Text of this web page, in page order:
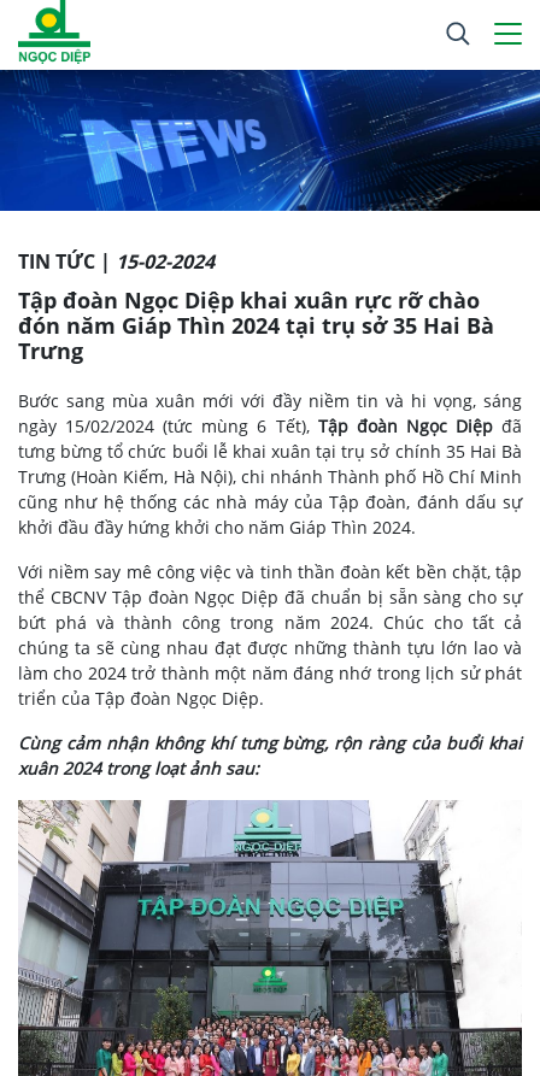
TIN TỨC | 15-02-2024
Tập đoàn Ngọc Diệp khai xuân rực rỡ chào
đón năm Giáp Thìn 2024 tại trụ sở 35 Hai Bà
Trưng
Bước sang mùa xuân mới với đầy niềm tin và hi vọng, sáng
ngày 15/02/2024 (tức mùng 6 Tết), Tập đoàn Ngọc Diệpđã
tưng bừng tổ chức buổi lễ khai xuân tại trụ sở chính 35 Hai Bà
Trưng (Hoàn Kiếm, Hà Nội), chi nhánh Thành phố Hồ Chí Minh
cũng như hệ thống các nhà máy của Tập đoàn, đánh dấu sự
khởi đầu đầy hứng khởi cho năm Giáp Thìn 2024.
Với niềm say mê công việc và tinh thần đoàn kết bền chặt, tập
thể CBCNV Tập đoàn Ngọc Diệp đã chuẩn bị sẵn sàng cho sự
bứt phá và thành công trong năm 2024. Chúc cho tất cả
chúng ta sẽ cùng nhau đạt được những thành tựu lớn lao và
làm cho 2024 trở thành một năm đáng nhớ trong lịch sử phát
triển của Tập đoàn Ngọc Diệp.
Cùng cảm nhận không khí tưng bừng, rộn ràng của buổi khai
xuân 2024 trong loạt ảnh sau: